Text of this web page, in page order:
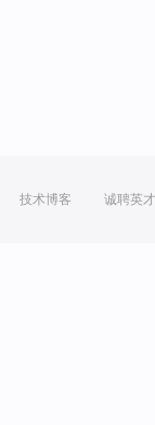
技术博客 诚聘英才